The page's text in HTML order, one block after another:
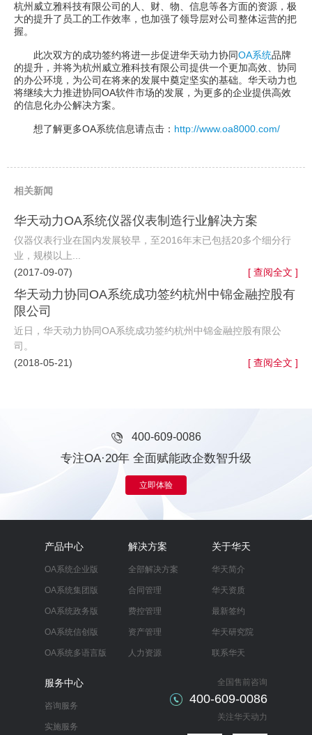
杭州威立雅科技有限公司的人、财、物、信息等各方面的资源，极
大的提升了员工的工作效率，也加强了领导层对公司整体运营的把
握。
此次双方的成功签约将进一步促进华天动力协同OA系统品牌
的提升，并将为杭州威立雅科技有限公司提供一个更加高效、协同
的办公环境，为公司在将来的发展中奠定坚实的基础。华天动力也
将继续大力推进协同OA软件市场的发展，为更多的企业提供高效
的信息化办公解决方案。
想了解更多OA系统信息请点击： http://www.oa8000.com/
相关新闻
华天动力OA系统仪器仪表制造行业解决方案
仪器仪表行业在国内发展较早，至2016年末已包括20多个细分行
业，规模以上...
(2017-09-07)
[ 查阅全文 ]
华天动力协同OA系统成功签约杭州中锦金融控股有
限公司
近日，华天动力协同OA系统成功签约杭州中锦金融控股有限公
司。
(2018-05-21)
[ 查阅全文 ]
400-609-0086
专注OA·20年 全面赋能政企数智升级
立即体验
产品中心
OA系统企业版
OA系统集团版
OA系统政务版
OA系统信创版
OA系统多语言版
解决方案
全部解决方案
合同管理
费控管理
资产管理
人力资源
关于华天
华天简介
华天资质
最新签约
华天研究院
联系华天
服务中心
咨询服务
实施服务
全国售前咨询
400-609-0086
关注华天动力